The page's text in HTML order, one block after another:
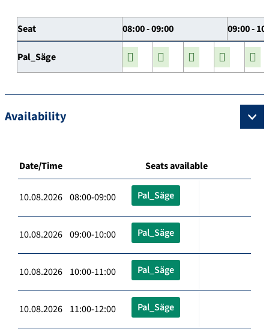
Seat 08:00 - 09:00 09:00 -
Pal_Säge
Availability
Date/Time Seats available
10.08.2026 08:00-09:00 Pal_Säge
10.08.2026 09:00-10:00 Pal_Säge
10.08.2026 10:00-11:00 Pal_Säge
10.08.2026 11:00-12:00 Pal_Säge